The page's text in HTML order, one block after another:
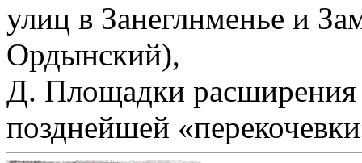
улиц в Занеглнменье и
Ордынский),
Д. Площадки расширения
позднейшей